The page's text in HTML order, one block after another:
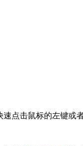
点击鼠标的左键